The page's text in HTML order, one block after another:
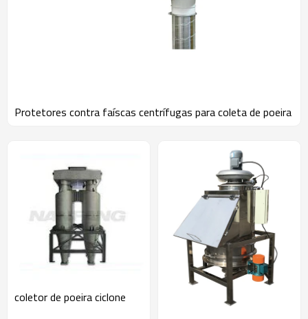
Protetores contra faíscas centrífugas para coleta de poeira
coletor de poeira ciclone